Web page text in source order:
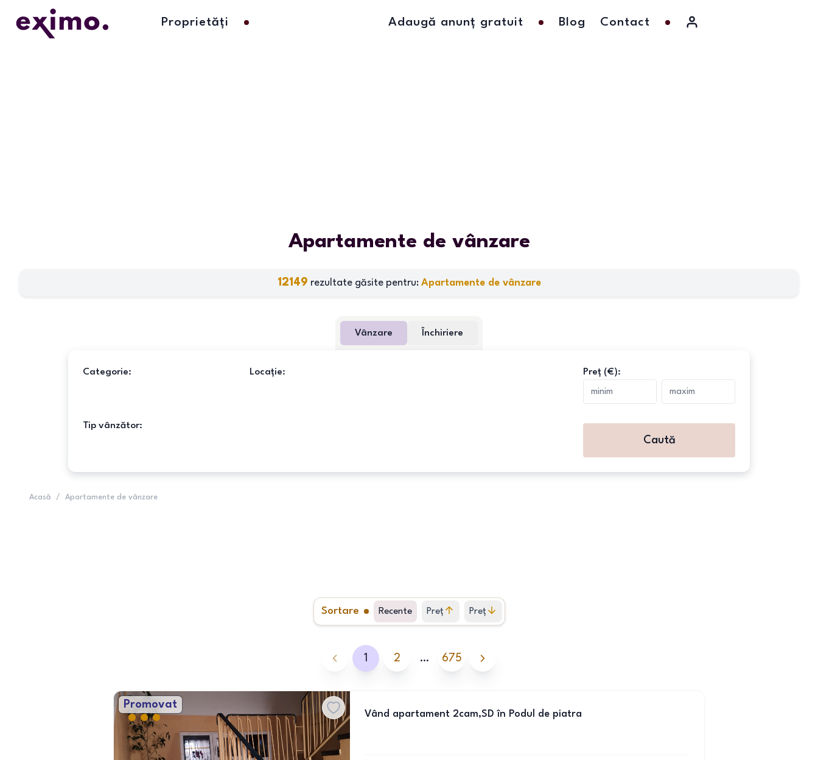
Proprietăți Adaugă anunț gratuit Blog Contact
Apartamente de vânzare
12149 rezultate găsite pentru: Apartamente de vânzare
Vânzare Închiriere
Categorie: Locație: Preț (€):
Tip vânzător:
Caută
Acasă / Apartamente de vânzare
Sortare Recente Preț
crescător
Preț
descrescător
1 2 … 675
Promovat
Vând apartament 2cam,SD în Podul de piatra